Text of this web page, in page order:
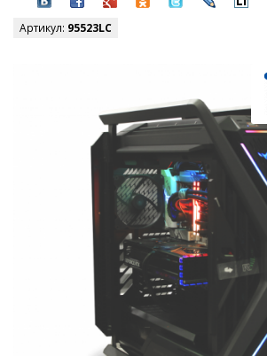
Артикул: 95523LC